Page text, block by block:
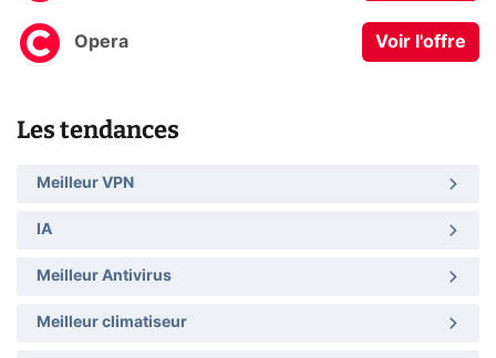
Opera Voir l'offre
Les tendances
Meilleur VPN
IA
Meilleur Antivirus
Meilleur climatiseur